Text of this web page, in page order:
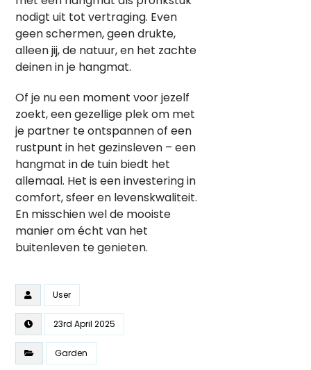
nodigt uit tot vertraging. Even
geen schermen, geen drukte,
alleen jij, de natuur, en het zachte
deinen in je hangmat.
Of je nu een moment voor jezelf
zoekt, een gezellige plek om met
je partner te ontspannen of een
rustpunt in het gezinsleven – een
hangmat in de tuin biedt het
allemaal. Het is een investering in
comfort, sfeer en levenskwaliteit.
En misschien wel de mooiste
manier om écht van het
buitenleven te genieten.
User
23rd April 2025
Garden